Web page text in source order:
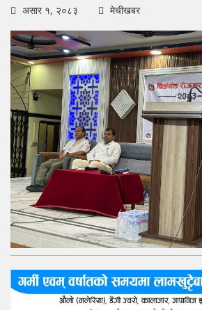
असार १, २०८३ मेचीखबर